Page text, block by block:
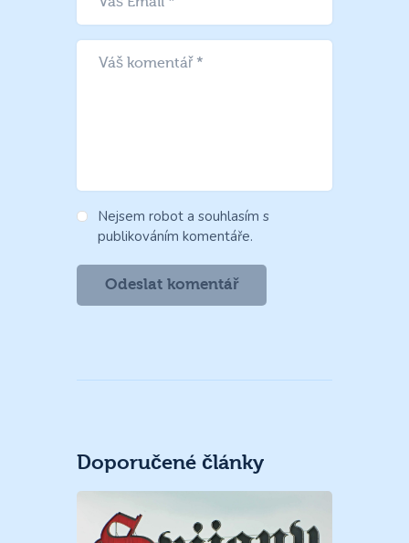
Nejsem robot a souhlasím s
publikováním komentáře.
Doporučené články